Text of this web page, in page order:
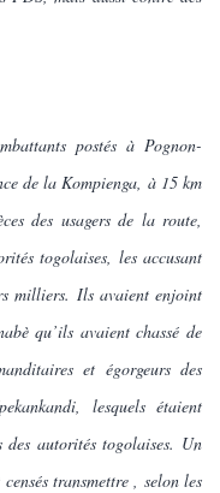
postés à Pognon-
de la Kompienga, à 15 km
des usagers de la route,
togolaises, les accusant
milliers. Ils avaient enjoint
qu’ils avaient chassé de
et égorgeurs des
lesquels étaient
des autorités togolaises. Un
transmettre , selon les